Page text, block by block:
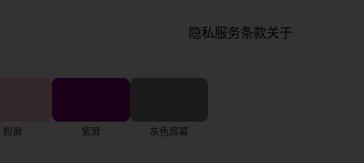
隐私服务条款关于
粉屏 紫屏 灰色屏幕